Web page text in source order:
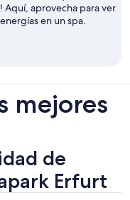
Aquí, aprovecha para ver
en un spa.
mejores
de
Erfurt